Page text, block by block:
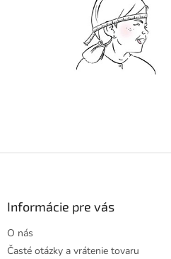
Informácie pre vás
O nás
Časté otázky a vrátenie tovaru